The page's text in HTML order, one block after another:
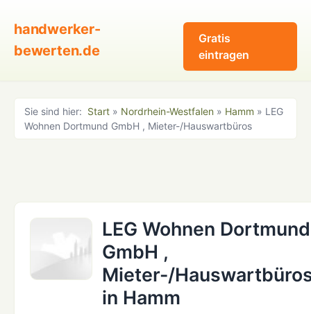
handwerker-
bewerten.de
Gratis
eintragen
Sie sind hier: Start » Nordrhein-Westfalen » Hamm » LEG
Wohnen Dortmund GmbH , Mieter-/Hauswartbüros
LEG Wohnen Dortmund
GmbH ,
Mieter-/
in Hamm